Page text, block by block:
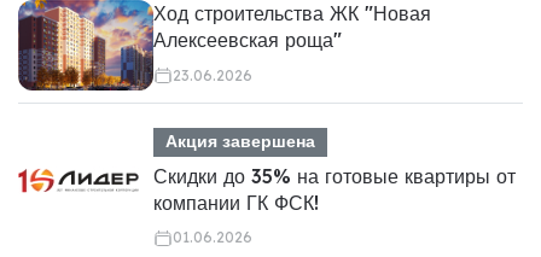
Ход строительства ЖК "Новая
Алексеевская роща"
23.06.2026
Акция завершена
Скидки до 35% на готовые квартиры от
компании ГК ФСК!
01.06.2026